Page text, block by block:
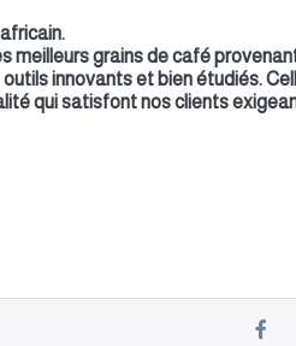
meilleurs grains de café
innovants et bien étudiés.
qui satisfont nos clients